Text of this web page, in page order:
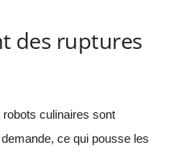
des ruptures
culinaires sont
ce qui pousse les